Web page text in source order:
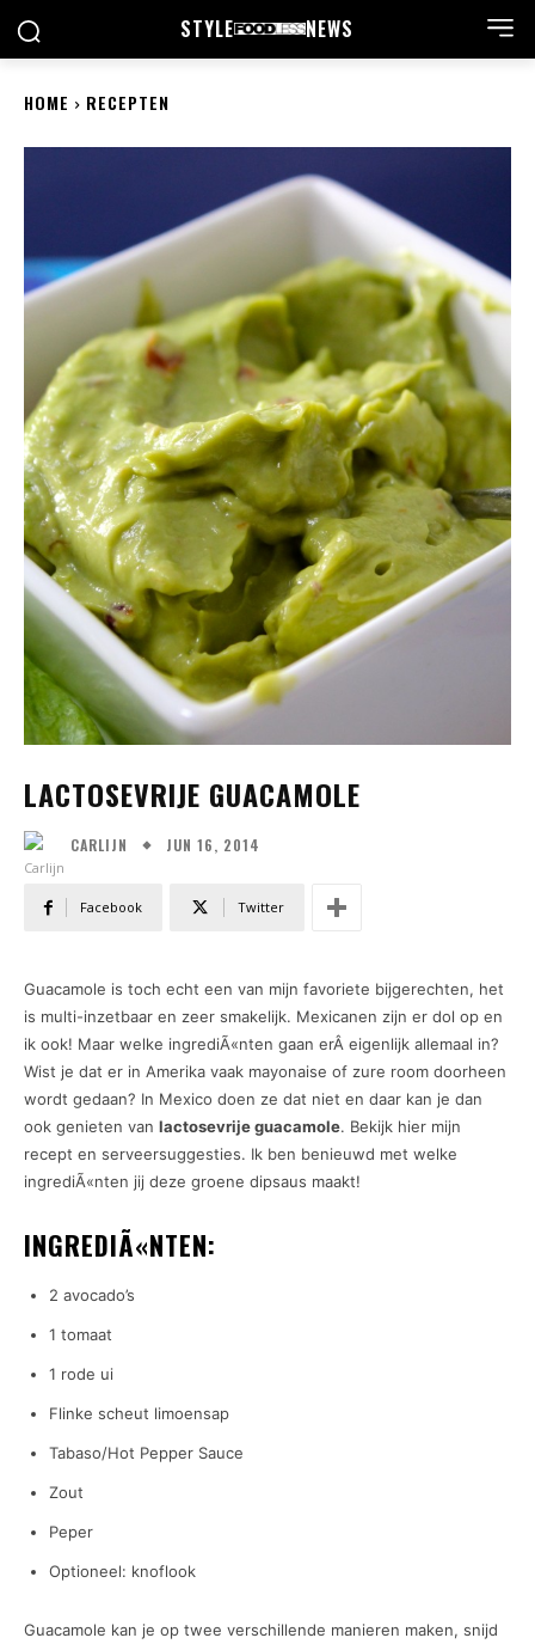
STYLE NEWS
HOME RECEPTEN
LACTOSEVRIJE GUACAMOLE
CARLIJN JUN 16, 2014
Facebook Twitter
Guacamole is toch echt een van mijn favoriete bijgerechten, het
is multi-inzetbaar en zeer smakelijk. Mexicanen zijn er dol op en
ik ook! Maar welke ingrediÃ«nten gaan erÂ eigenlijk allemaal in?
Wist je dat er in Amerika vaak mayonaise of zure room doorheen
wordt gedaan? In Mexico doen ze dat niet en daar kan je dan
ook genieten van lactosevrije guacamole. Bekijk hier mijn
recept en serveersuggesties. Ik ben benieuwd met welke
ingrediÃ«nten jij deze groene dipsaus maakt!
INGREDIÃ«NTEN:
2 avocado’s
1 tomaat
1 rode ui
Flinke scheut limoensap
Tabaso/Hot Pepper Sauce
Zout
Peper
Optioneel: knoflook
Guacamole kan je op twee verschillende manieren maken, snijd